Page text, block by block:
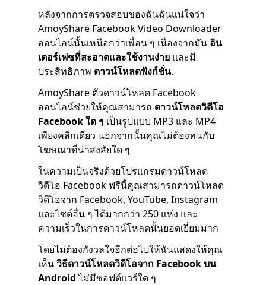
หลังจากการตรวจสอบของฉันฉันแน่ใจว่า
AmoyShare Facebook Video Downloader
ออนไลน์นั้นเหนือกว่าเพื่อน ๆ เนื่องจากมัน อิน
เตอร์เฟซที่สะอาดและใช้งานง่าย และมี
ประสิทธิภาพ ดาวน์โหลดฟังก์ชั่น.
AmoyShare ตัวดาวน์โหลด Facebook
ออนไลน์ช่วยให้คุณสามารถ ดาวน์โหลดวิดีโอ
Facebook ใด ๆ เป็นรูปแบบ MP3 และ MP4
เพียงคลิกเดียว นอกจากนั้นคุณไม่ต้องทนกับ
โฆษณาที่น่าสงสัยใด ๆ
ในความเป็นจริงด้วยโปรแกรมดาวน์โหลด
วิดีโอ Facebook ฟรีนี้คุณสามารถดาวน์โหลด
วิดีโอจาก Facebook, YouTube, Instagram
และไซต์อื่น ๆ ได้มากกว่า 250 แห่ง และ
ความเร็วในการดาวน์โหลดนั้นยอดเยี่ยมมาก
โดยไม่ต้องกังวลใจอีกต่อไปให้ฉันแสดงให้คุณ
เห็นวิธีดาวน์โหลดวิดีโอจาก Facebook บน
Androidไม่มีซอฟต์แวร์ใด ๆ